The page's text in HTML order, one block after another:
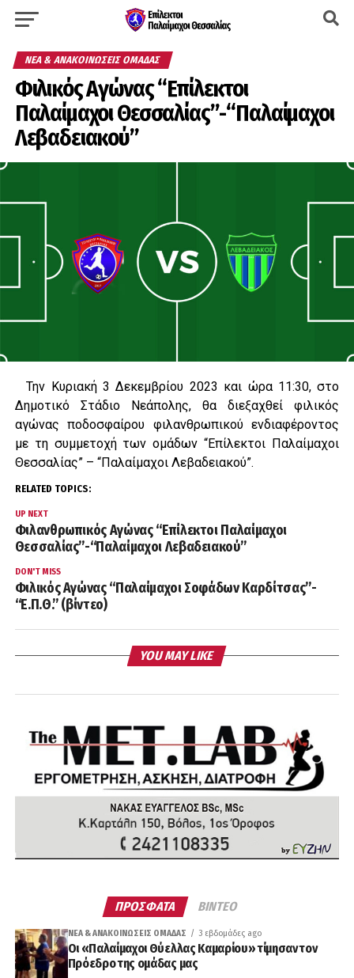
ΝΈΑ & ΑΝΑΚΟΙΝΏΣΕΙΣ ΟΜΆΔΑΣ
Φιλικός Αγώνας “Επίλεκτοι
Παλαίμαχοι Θεσσαλίας”-“Παλαίμαχοι
Λεβαδειακού”
Την Κυριακή 3 Δεκεμβρίου 2023 και ώρα 11:30, στο
Δημοτικό Στάδιο Νεάπολης, θα διεξαχθεί φιλικός
αγώνας ποδοσφαίρου φιλανθρωπικού ενδιαφέροντος
με τη συμμετοχή των ομάδων “Επίλεκτοι Παλαίμαχοι
Θεσσαλίας” – “Παλαίμαχοι Λεβαδειακού”.
RELATED TOPICS:
UP NEXT
Φιλανθρωπικός Αγώνας “Επίλεκτοι Παλαίμαχοι
Θεσσαλίας”-“Παλαίμαχοι Λεβαδειακού”
DON'T MISS
Φιλικός Αγώνας “Παλαίμαχοι Σοφάδων Καρδίτσας”-
“Ε.Π.Θ.” (βίντεο)
YOU MAY LIKE
ΠΡΟΣΦΑΤΑ ΒΙΝΤΕΟ
ΝΈΑ & ΑΝΑΚΟΙΝΏΣΕΙΣ ΟΜΆΔΑΣ 3 εβδομάδες ago
Οι «Παλαίμαχοι Θύελλας Καμαρίου» τίμησαν τον
Πρόεδρο της ομάδας μας